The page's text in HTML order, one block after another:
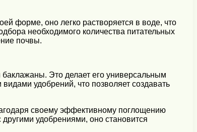
форме, оно легко растворяется в воде, что
необходимого количества питательных
почвы.
Это делает его универсальным
удобрений, что позволяет создавать
своему эффективному поглощению
удобрениями, оно становится